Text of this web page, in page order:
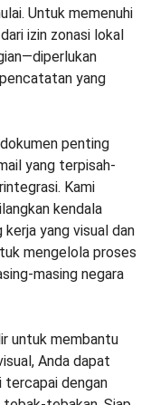
Untuk memenuhi
izin zonasi lokal
yang
penting
yang terpisah-
Kami
kendala
yang visual dan
mengelola proses
masing negara
untuk membantu
Anda dapat
dengan